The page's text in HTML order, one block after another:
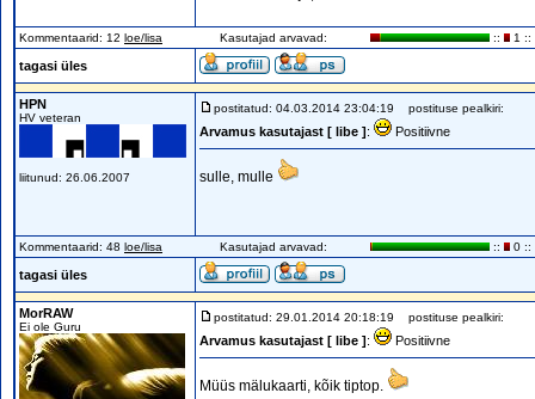
Kommentaarid: 12 loe/lisa Kasutajad arvavad: :: 1 ::
tagasi üles
HPN
HV veteran
liitunud: 26.06.2007
postitatud: 04.03.2014 23:04:19 postituse pealkiri:
Arvamus kasutajast [ libe ]: Positiivne
sulle, mulle
Kommentaarid: 48 loe/lisa Kasutajad arvavad: :: 0 ::
tagasi üles
MorRAW
Ei ole Guru
postitatud: 29.01.2014 20:18:19 postituse pealkiri:
Arvamus kasutajast [ libe ]: Positiivne
Müüs mälukaarti, kõik tiptop.